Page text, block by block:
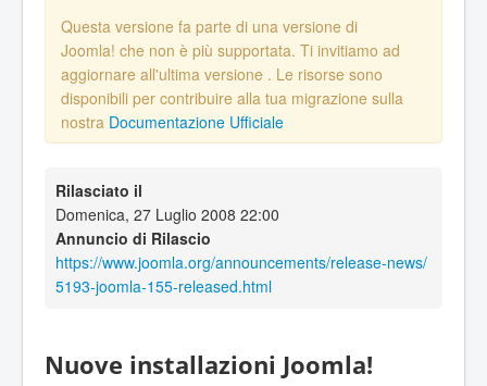
Questa versione fa parte di una versione di
Joomla! che non è più supportata. Ti invitiamo ad
aggiornare all'ultima versione . Le risorse sono
disponibili per contribuire alla tua migrazione sulla
nostra Documentazione Ufficiale
Rilasciato il
Domenica, 27 Luglio 2008 22:00
Annuncio di Rilascio
https://www.joomla.org/announcements/release-news/
5193-joomla-155-released.html
Nuove installazioni Joomla!